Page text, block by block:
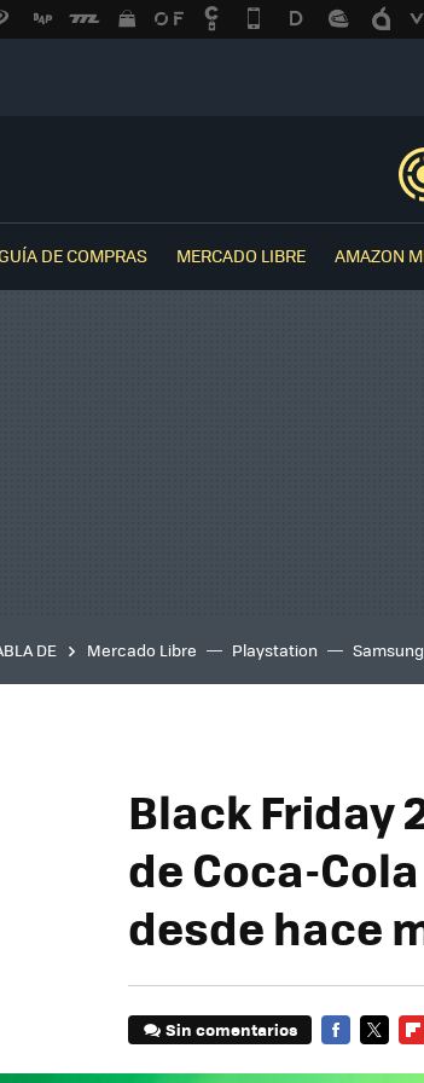
DE COMPRAS MERCADO LIBRE AMAZON
DE Mercado Libre Playstation Samsung
Black Friday
de Coca-
desde hace
Sin comentarios